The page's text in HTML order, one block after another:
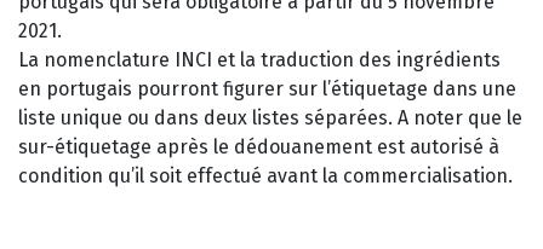
2021.
La nomenclature INCI et la traduction des ingrédients
en portugais pourront figurer sur l’étiquetage dans une
liste unique ou dans deux listes séparées. A noter que le
sur-étiquetage après le dédouanement est autorisé à
condition qu’il soit effectué avant la commercialisation.